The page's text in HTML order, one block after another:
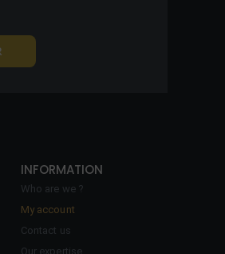
INFORMATION
Who are we ?
My account
Contact us
Our expertise